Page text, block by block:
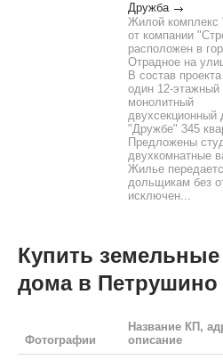
Дружба
Жилой комплекс
от компании
расположен в
Отрадное на
В состав
один 12-этажный
монолитный
двухсекционный
"Дружбе" 345
Предложены
двухкомнатные
Жилье
дольщикам без
исключен...
Купить земельные
дома в Петрушино
Фотографии
Название КП,
описание